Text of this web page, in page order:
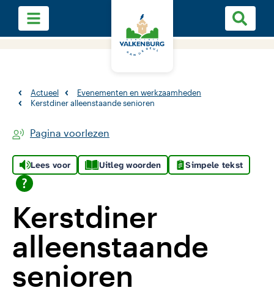
Actueel
Evenementen en werkzaamheden
Kerstdiner alleenstaande senioren
Pagina voorlezen
Lees voor Uitleg woorden Simpele tekst
Kerstdiner
alleenstaande
senioren